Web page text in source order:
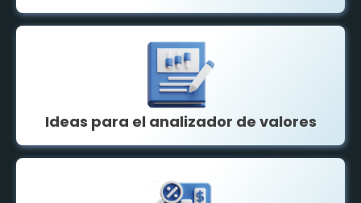
Ideas para el analizador de valores